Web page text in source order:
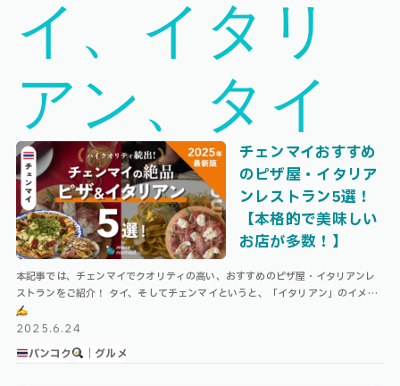
イ、イタリ
アン、タイ
チェンマイおすすめ
のピザ屋・イタリア
ンレストラン5選！
【本格的で美味しい
お店が多数！】
本記事では、チェンマイでクオリティの高い、おすすめのピザ屋・イタリアンレ
ストランをご紹介！ タイ、そしてチェンマイというと、「イタリアン」のイメー
ジはなかなかつきにくいと思います。 確かに、タイで食べるピザやパンってパサ
…
2025.6.24
バンコク
｜グルメ